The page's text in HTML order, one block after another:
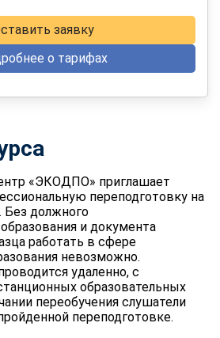
заявку
о тарифах
«ЭКОДПО» приглашает
переподготовку на
Без должного
и документа
работать в сфере
невозможно.
удаленно, с
образовательных
переобучения слушатели
переподготовке.